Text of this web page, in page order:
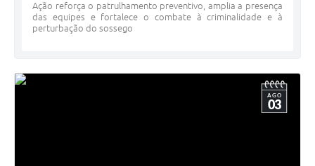
Ação reforça o patrulhamento preventivo, amplia a presença
das equipes e fortalece o combate à criminalidade e à
perturbação do sossego
AGO
03